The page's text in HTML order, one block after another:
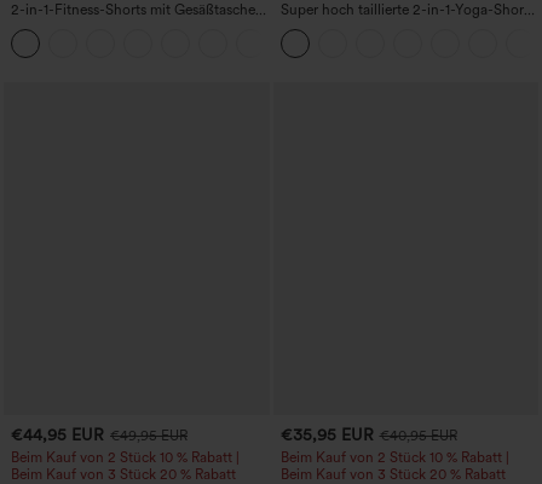
2-in-1-Fitness-Shorts mit Gesäßtasche
und seitlicher versteckter Tasche 6,3 cm
Super hoch taillierte 2-in-1-Yoga-Shorts
mit Gesäßtasche und Seitentasche-
längere Länge
€44,95 EUR €49,95 EUR
Beim Kauf von 2 Stück 10 % Rabatt |
Beim Kauf von 3 Stück 20 % Rabatt
€35,95 EUR €40,95 EUR
Beim Kauf von 2 Stück 10 % Rabatt |
Beim Kauf von 3 Stück 20 % Rabatt